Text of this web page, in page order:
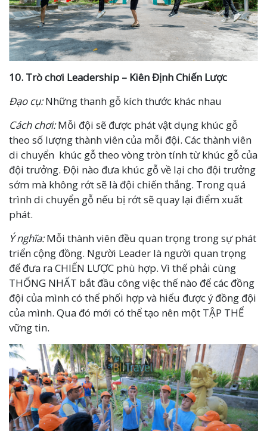
10. Trò chơi Leadership – Kiên Định Chiến Lược
Đạo cụ:Những thanh gỗ kích thước khác nhau
Cách chơi:Mỗi đội sẽ được phát vật dụng khúc gỗ
theo số lượng thành viên của mỗi đội. Các thành viên
di chuyển khúc gỗ theo vòng tròn tính từ khúc gỗ của
đội trưởng. Đội nào đưa khúc gỗ về lại cho đội trưởng
sớm mà không rớt sẽ là đội chiến thắng. Trong quá
trình di chuyển gỗ nếu bị rớt sẽ quay lại điểm xuất
phát.
Ý nghĩa:Mỗi thành viên đều quan trọng trong sự phát
triển cộng đồng. Người Leader là người quan trọng
để đưa ra CHIẾN LƯỢC phù hợp. Vì thế phải cùng
THỐNG NHẤT bắt đầu công việc thế nào để các đồng
đội của mình có thể phối hợp và hiểu được ý đồng đội
của mình. Qua đó mới có thể tạo nên một TẬP THỂ
vững tin.